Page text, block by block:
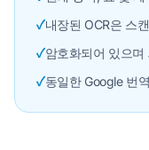
✓내장된 OCR은 스
✓암호화되어 있으
✓동일한 Google 번